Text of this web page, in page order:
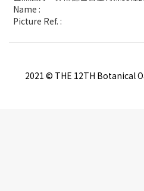
Name :
Picture Ref. :
2021 © THE 12TH Botanical